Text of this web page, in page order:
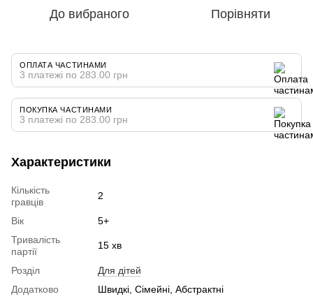
До вибраного Порівняти
ОПЛАТА ЧАСТИНАМИ
3 платежі по 283.00 грн
ПОКУПКА ЧАСТИНАМИ
3 платежі по 283.00 грн
Характеристики
Кількість
гравців
2
Вік
5+
Тривалість
партії
15 хв
Розділ
Для дітей
Додатково
Швидкі, Сімейні, Абстрактні